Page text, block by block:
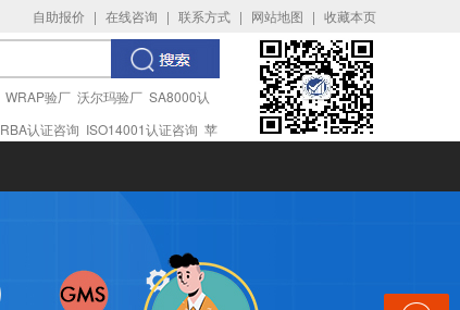
自助报价 | 在线咨询 | 联系方式 | 网站地图 | 收藏本页
WRAP验厂 沃尔玛验厂 SA8000认
RBA认证咨询 ISO14001认证咨询 苹